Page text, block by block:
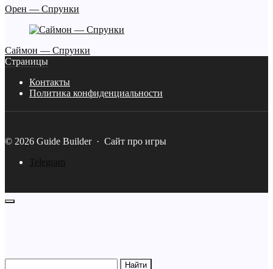
Орен — Спрунки
Саймон — Спрунки
Страницы
Контакты
Политика конфиденциальности
© 2026 Guide Builder· Сайт про игры
Telegram